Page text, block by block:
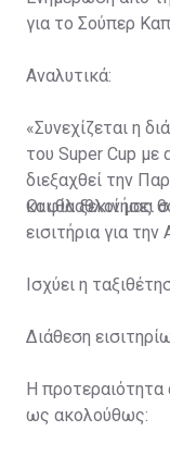
για το Σούπερ
Αναλυτικά:
«Συνεχίζεται η
του Super Cup με
διεξαχθεί την
και θα ξεκινήσει
Οι φίλαθλοί μας
εισιτήρια για
Ισχύει η
Διάθεση
Η προτεραιότητα
ως ακολούθως: